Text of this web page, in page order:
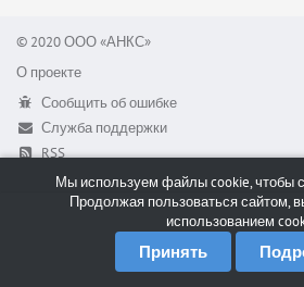
© 2020 ООО «АНКС»
О проекте
Сообщить об ошибке
Служба поддержки
RSS
Мы используем файлы cookie, чтобы
Продолжая пользоваться сайтом,
использованием
Принять